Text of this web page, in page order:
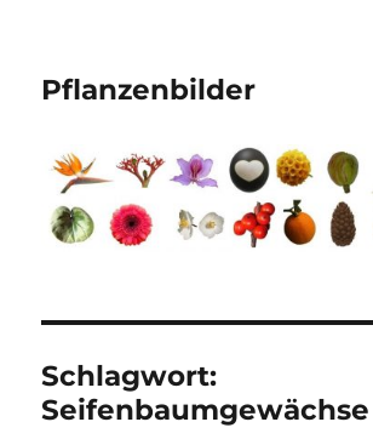
Pflanzenbilder
Schlagwort:
Seifenbaumgewächse